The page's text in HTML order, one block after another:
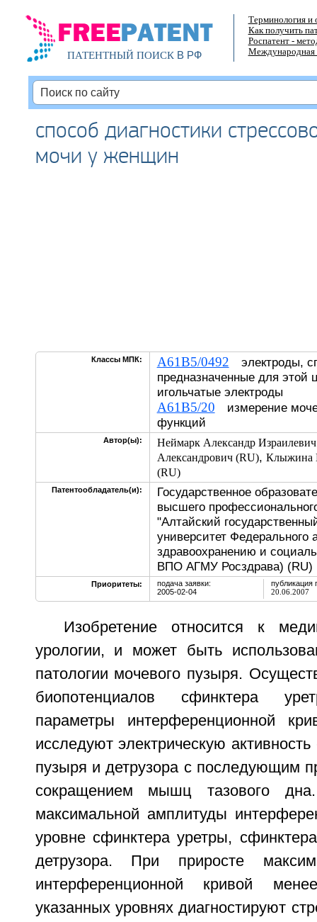
ПАТЕНТНЫЙ ПОИСКВ РФ
Терминология и
Как получить
Роспатент -
Международная
способ диагностики
мочи у женщин
Классы МПК: A61B5/0492 электроды,
предназначенные для этой
игольчатые электроды
A61B5/20 измерение
функций
Автор(ы):
Неймарк Александр
Александрович (RU), Клыжина
(RU)
Патентообладатель(и):
Государственное
высшего
"Алтайский
университет Федерального
здравоохранению и
ВПО АГМУ Росздрава) (RU)
Приоритеты:
подача заявки:
2005-02-04
публикация
20.06.2007
Изобретение относится к
урологии, и может быть
патологии мочевого пузыря.
биопотенциалов сфинктера
параметры интерференционной
исследуют электрическую
пузыря и детрузора с последующим
сокращением мышц тазового
максимальной амплитуды
уровне сфинктера уретры,
детрузора. При приросте
интерференционной кривой
указанных уровнях диагностируют